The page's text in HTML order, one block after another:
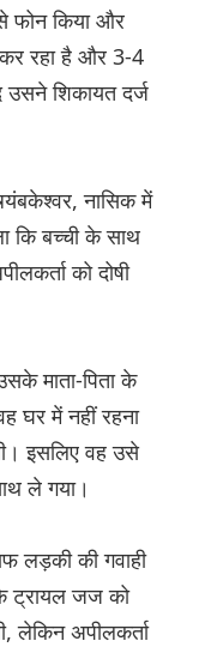
फोन किया और
कर रहा है और 3-4
उसने शिकायत दर्ज
नासिक में
कि बच्ची के साथ
को दोषी
माता-पिता के
घर में नहीं रहना
इसलिए वह उसे
ले गया।
लड़की की गवाही
ट्रायल जज को
लेकिन अपीलकर्ता